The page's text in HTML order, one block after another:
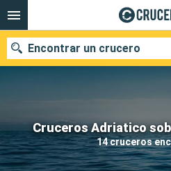
Cruceros Adriatico
14 cruceros
Encontrar un crucero
Nuestros destinos
Fecha de salida